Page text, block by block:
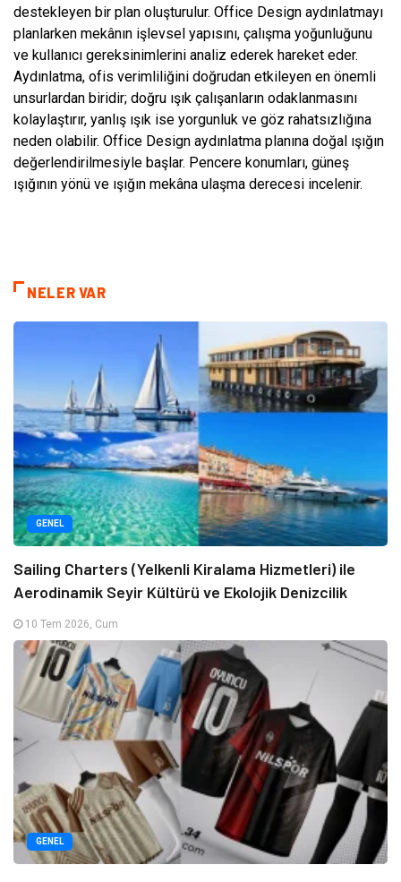
destekleyen bir plan oluşturulur. Office Design aydınlatmayı
planlarken mekânın işlevsel yapısını, çalışma yoğunluğunu
ve kullanıcı gereksinimlerini analiz ederek hareket eder.
Aydınlatma, ofis verimliliğini doğrudan etkileyen en önemli
unsurlardan biridir; doğru ışık çalışanların odaklanmasını
kolaylaştırır, yanlış ışık ise yorgunluk ve göz rahatsızlığına
neden olabilir. Office Design aydınlatma planına doğal ışığın
değerlendirilmesiyle başlar. Pencere konumları, güneş
ışığının yönü ve ışığın mekâna ulaşma derecesi incelenir.
NELER VAR
GENEL
Sailing Charters (Yelkenli Kiralama Hizmetleri) ile
Aerodinamik Seyir Kültürü ve Ekolojik Denizcilik
10 Tem 2026, Cum
GENEL